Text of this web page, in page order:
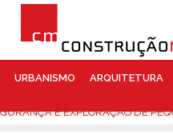
URBANISMO ARQUITETURA
E EXPLORAÇÃO DE